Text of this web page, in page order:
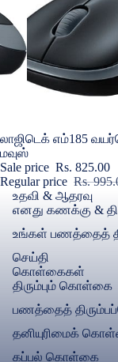
Sold out
லாஜிடெக் எம்185
மவுஸ்
Sale price Rs. 825.00
Regular price Rs.
உதவி & ஆதரவு
எனது கணக்கு &
உங்கள் பணத்தைத்
செய்தி
கொள்கைகள்
திரும்பும் கொள்கை
பணத்தைத்
தனியுரிமைக்
கப்பல் கொள்கை